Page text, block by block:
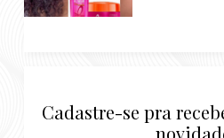
Cadastre-se pra